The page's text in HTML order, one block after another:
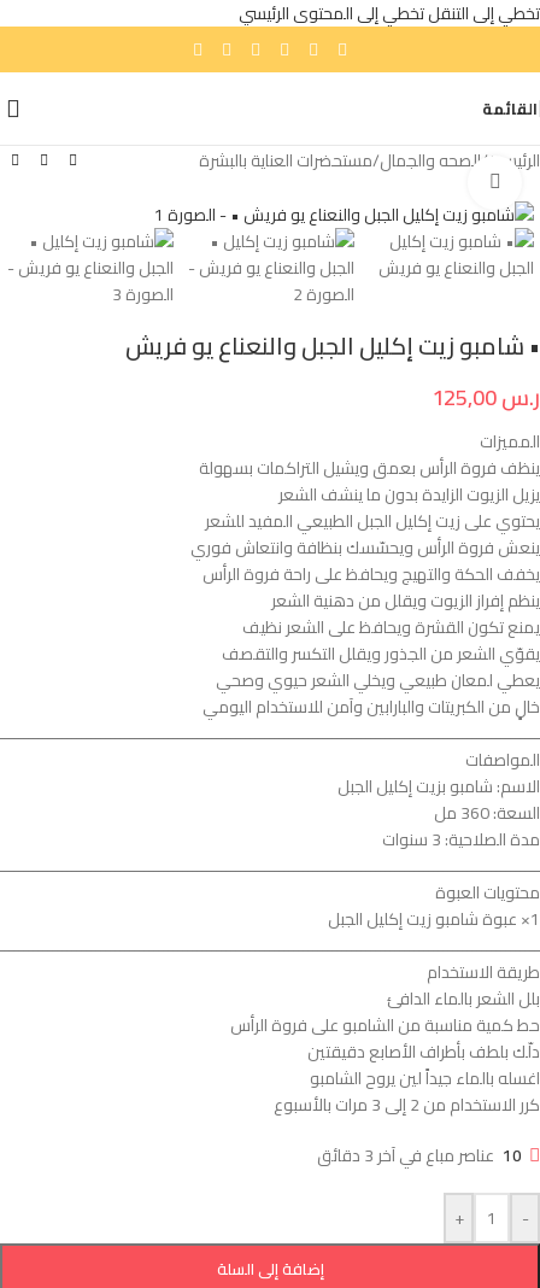
تخطي إلى التنقلتخطي إلى المحتوى الرئيسي
القائمة
الرئيسية/الصحه والجمال/مستحضرات العناية بالبشرة
• شامبو زيت إكليل الجبل والنعناع يو فريش
ر.س
المميزات
ينظف فروة الرأس بعمق ويشيل التراكمات بسهولة
يزيل الزيوت الزايدة بدون ما ينشف الشعر
يحتوي على زيت إكليل الجبل الطبيعي المفيد للشعر
ينعش فروة الرأس ويحسّسك بنظافة وانتعاش فوري
يخفف الحكة والتهيج ويحافظ على راحة فروة الرأس
ينظم إفراز الزيوت ويقلل من دهنية الشعر
يمنع تكون القشرة ويحافظ على الشعر نظيف
يقوّي الشعر من الجذور ويقلل التكسر والتقصف
يعطي لمعان طبيعي ويخلي الشعر حيوي وصحي
خالٍ من الكبريتات والبارابين وآمن للاستخدام اليومي
المواصفات
الاسم: شامبو بزيت إكليل الجبل
السعة: 360 مل
مدة الصلاحية: 3 سنوات
محتويات العبوة
1× عبوة شامبو زيت إكليل الجبل
طريقة الاستخدام
بلل الشعر بالماء الدافئ
حط كمية مناسبة من الشامبو على فروة الرأس
دلّك بلطف بأطراف الأصابع دقيقتين
اغسله بالماء جيداً لين يروح الشامبو
كرر الاستخدام من 2 إلى 3 مرات بالأسبوع
10 عناصر مباع في آخر 3 دقائق
-
+
إضافة إلى السلة